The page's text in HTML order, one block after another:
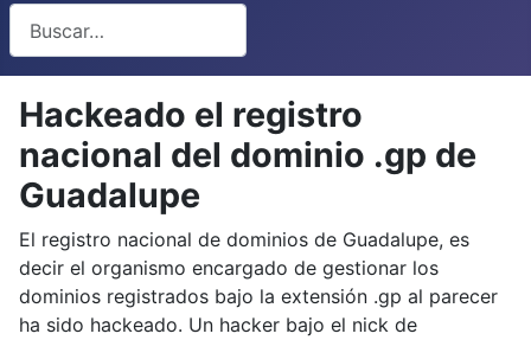
Hackeado el registro
nacional del dominio .gp de
Guadalupe
El registro nacional de dominios de Guadalupe, es
decir el organismo encargado de gestionar los
dominios registrados bajo la extensión .gp al parecer
ha sido hackeado. Un hacker bajo el nick de